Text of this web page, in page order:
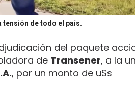
tensión de todo el país.
del paquete
de Transener, a la
, por un monto de u$s